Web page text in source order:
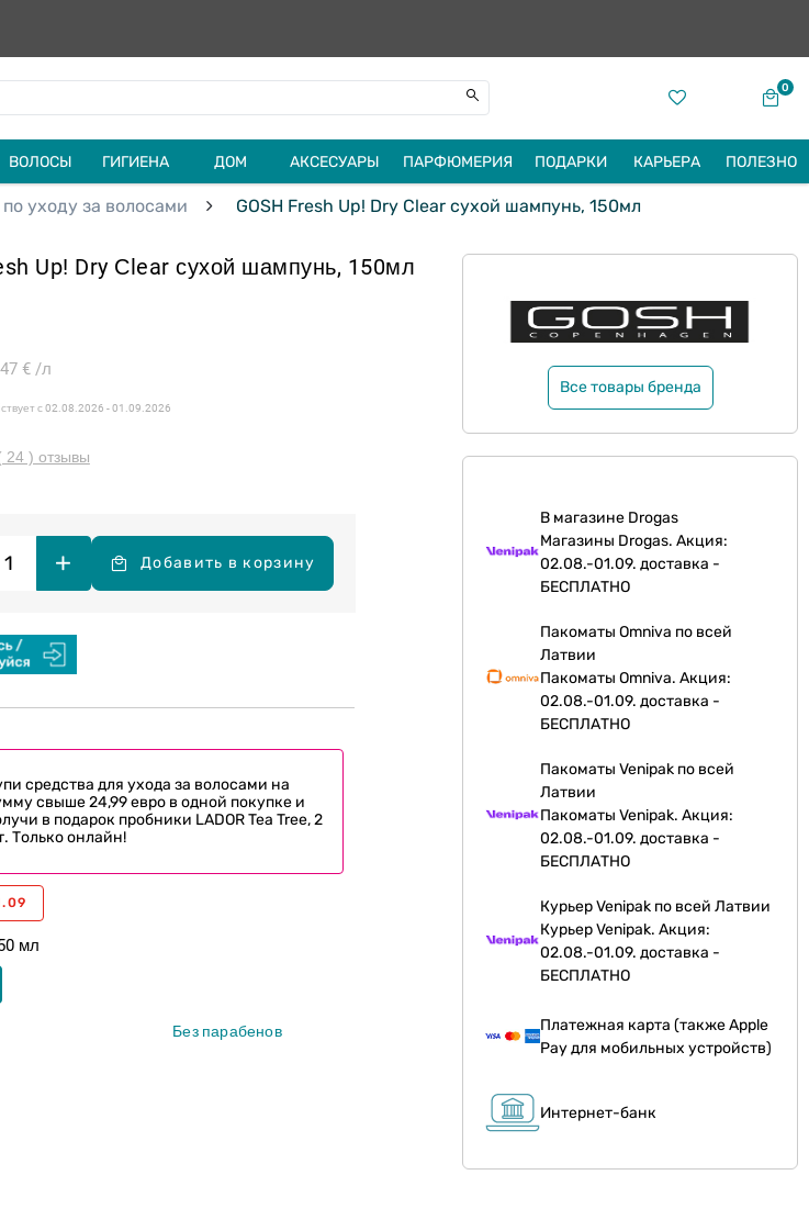
0
ВОЛОСЫ ГИГИЕНА ДОМ АКСЕСУАРЫ ПАРФЮМЕРИЯ ПОДАРКИ КАРЬЕРА ПОЛЕЗНО
уходу за волосами GOSH Fresh Up! Dry Сlear сухой шампунь, 150мл
Up! Dry Сlear сухой шампунь, 150мл
€ л
с02.08.2026 - 01.09.2026
24 ) отзывы
мл
+ Добавить в корзину
средства для ухода за волосами на
свыше 24,99 евро в одной покупке и
в подарок пробники LADOR Tea Tree, 2
Только онлайн!
Без парабенов
Все товары бренда
В магазине Drogas
Магазины Drogas. Акция:
02.08.-01.09. доставка -
БЕСПЛАТНО
Пакоматы Omniva по всей
Латвии
Пакоматы Omniva. Акция:
02.08.-01.09. доставка -
БЕСПЛАТНО
Пакоматы Venipak по всей
Латвии
Пакоматы Venipak. Акция:
02.08.-01.09. доставка -
БЕСПЛАТНО
Курьер Venipak по всей Латвии
Курьер Venipak. Акция:
02.08.-01.09. доставка -
БЕСПЛАТНО
Платежная карта (также Apple
Pay для мобильных устройств)
Интернет-банк